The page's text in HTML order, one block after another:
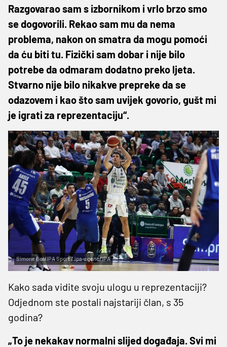
Razgovarao sam s izbornikom i vrlo brzo smo
se dogovorili. Rekao sam mu da nema
problema, nakon on smatra da mogu pomoći
da ću biti tu. Fizički sam dobar i nije bilo
potrebe da odmaram dodatno preko ljeta.
Stvarno nije bilo nikakve prepreke da se
odazovem i kao što sam uvijek govorio, gušt mi
je igrati za reprezentaciju“.
Simone Boi/IPA Sport / ipa-agenc/IPA
Kako sada vidite svoju ulogu u reprezentaciji?
Odjednom ste postali najstariji član, s 35
godina?
„To je nekakav normalni slijed događaja. Svi mi